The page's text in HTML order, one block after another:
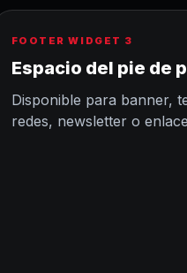
FOOTER WIDGET 3
Espacio del pie de
Disponible para banner,
redes, newsletter o